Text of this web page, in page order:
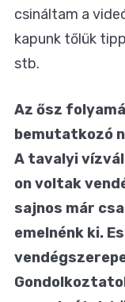
csináltam a
kapunk tőlük
stb.
Az ősz
bemutatkozó
A tavalyi
on voltak
sajnos már
emelnénk ki.